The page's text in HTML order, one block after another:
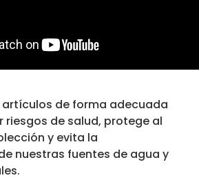
artículos de forma adecuada
riesgos de salud, protege al
y evita la
nuestras fuentes de agua y